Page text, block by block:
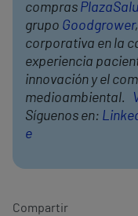
compras
grupo Goodgrower
corporativa en la
experiencia
innovación y el
medioambiental.
Síguenos en:
e
Compartir